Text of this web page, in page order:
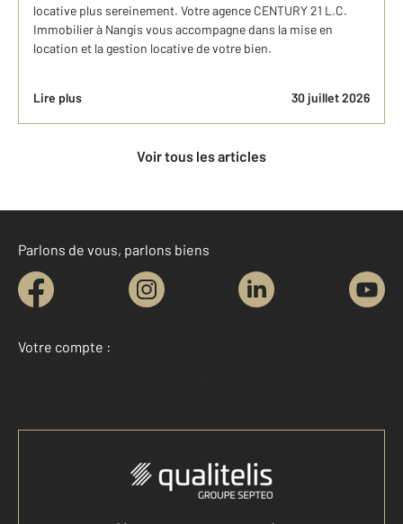
locative plus sereinement. Votre agence CENTURY 21 L.C.
Immobilier à Nangis vous accompagne dans la mise en
location et la gestion locative de votre bien.
Lire plus 30 juillet 2026
Voir tous les articles
Parlons de vous, parlons biens
Votre compte :
Accéder à mon compte